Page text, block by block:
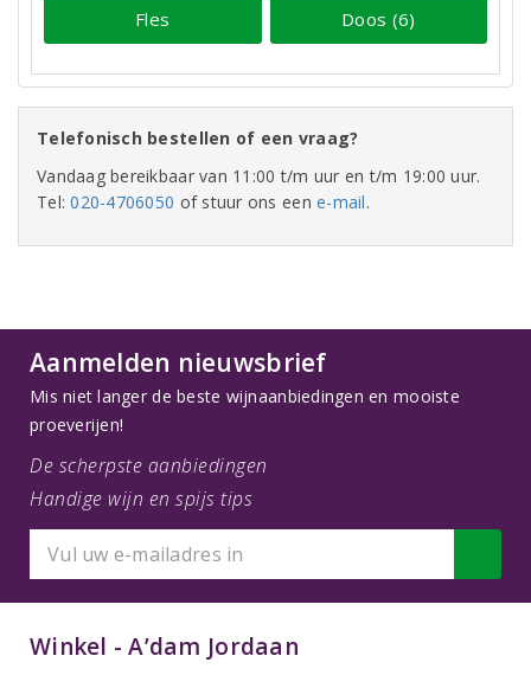
Fles Doos (6)
Telefonisch bestellen of een vraag?
Vandaag bereikbaar van 11:00 t/m uur en t/m 19:00 uur.
Tel:020-4706050 of stuur ons eene-mail.
Aanmelden nieuwsbrief
Mis niet langer de beste wijnaanbiedingen en mooiste
proeverijen!
De scherpste aanbiedingen
Handige wijn en spijs tips
Winkel - A’dam Jordaan